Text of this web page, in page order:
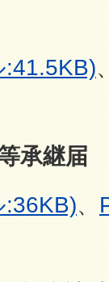
承継届
:36KB)、